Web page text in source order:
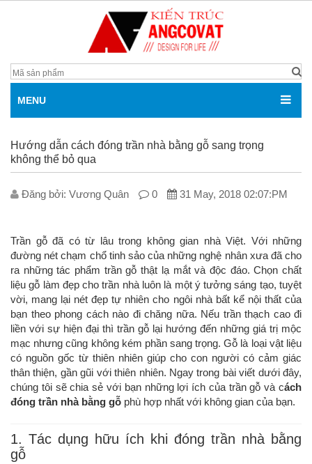
MENU
Hướng dẫn cách đóng trần nhà bằng gỗ sang trọng
không thể bỏ qua
Đăng bởi: V­ương Quân 0 31 May, 2018 02:07:PM
Trần gỗ đã có từ lâu trong không gian nhà Việt. Với những
đường nét chạm chổ tinh sảo của những nghệ nhân xưa đã cho
ra những tác phẩm trần gỗ thật lạ mắt và độc đáo. Chọn chất
liệu gỗ làm đẹp cho trần nhà luôn là một ý tưởng sáng tạo, tuyệt
vời, mang lại nét đẹp tự nhiên cho ngôi nhà bất kể nội thất của
bạn theo phong cách nào đi chăng nữa. Nếu trần thạch cao đi
liền với sự hiện đại thì trần gỗ lại hướng đến những giá trị mộc
mạc nhưng cũng không kém phần sang trọng. Gỗ là loại vật liệu
có nguồn gốc từ thiên nhiên giúp cho con người có cảm giác
thân thiện, gần gũi với thiên nhiên. Ngay trong bài viết dưới đây,
chúng tôi sẽ chia sẻ với bạn những lợi ích của trần gỗ và cách
đóng trần nhà bằng gỗ phù hợp nhất với không gian của bạn.
1. Tác dụng hữu ích khi đóng trần nhà bằng
gỗ